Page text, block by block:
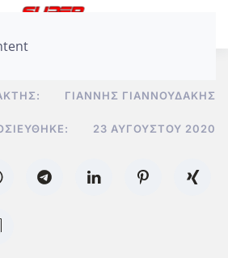
ΓΙΆΝΝΗΣ ΓΙΑΝΝΟΥΔΆΚΗΣ
23 ΑΥΓΟΎΣΤΟΥ 2020